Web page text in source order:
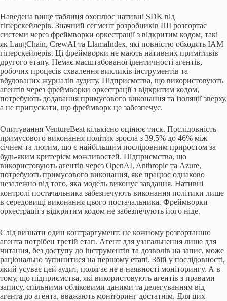
Наведена вище таблиця охоплює нативні SDK від
гіперскейлерів. Значний сегмент розробників ШІ розгортає
системи через фреймворки оркестрації з відкритим кодом, такі
як LangChain, CrewAI та LlamaIndex, які повністю обходять IAM
гіперскейлерів. Ці фреймворки не мають нативних примітивів
другого етапу. Немає масштабованої ідентичності агентів,
робочих процесів схвалення викликів інструментів та
вбудованих журналів аудиту. Підприємства, що використовують
агентів через фреймворки оркестрації з відкритим кодом,
потребують додавання примусового виконання та ізоляції зверху,
а не припускати, що фреймворк це забезпечує.
Опитування VentureBeat кількісно оцінює тиск. Послідовність
примусового виконання політик зросла з 39,5% до 46% між
січнем та лютим, що є найбільшим послідовним приростом за
будь-яким критерієм можливостей. Підприємства, що
використовують агентів через OpenAI, Anthropic та Azure,
потребують примусового виконання, яке працює однаково
незалежно від того, яка модель виконує завдання. Нативні
контролі постачальника забезпечують виконання політики лише
в середовищі виконання цього постачальника. Фреймворки
оркестрації з відкритим кодом не забезпечують його ніде.
Слід визнати один контраргумент: не кожному розгортанню
агента потрібен третій етап. Агент для узагальнення лише для
читання, без доступу до інструментів та дозволів на запис, може
раціонально зупинитися на першому етапі. Збій у послідовності,
який усуває цей аудит, полягає не в наявності моніторингу. А в
тому, що підприємства, які використовують агентів з правами
запису, спільними обліковими даними та делегуванням від
агента до агента, вважають моніторинг достатнім. Для цих